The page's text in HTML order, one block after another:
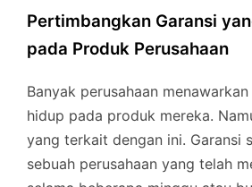
Pertimbangkan Garansi
pada Produk Perusahaan
Banyak perusahaan
hidup pada produk mereka.
yang terkait dengan ini. Garansi
sebuah perusahaan yang telah